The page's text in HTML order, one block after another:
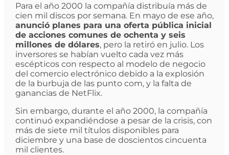
Para el año 2000 la compañía distribuía más de
cien mil discos por semana. En mayo de ese año,
anunció planes para una oferta pública inicial
de acciones comunes de ochenta y seis
millones de dólares, pero la retiró en julio. Los
inversores se habían vuelto cada vez más
escépticos con respecto al modelo de negocio
del comercio electrónico debido a la explosión
de la burbuja de las punto com, y la falta de
ganancias de NetFlix.
Sin embargo, durante el año 2000, la compañía
continuó expandiéndose a pesar de la crisis, con
más de siete mil títulos disponibles para
diciembre y una base de doscientos cincuenta
mil clientes.